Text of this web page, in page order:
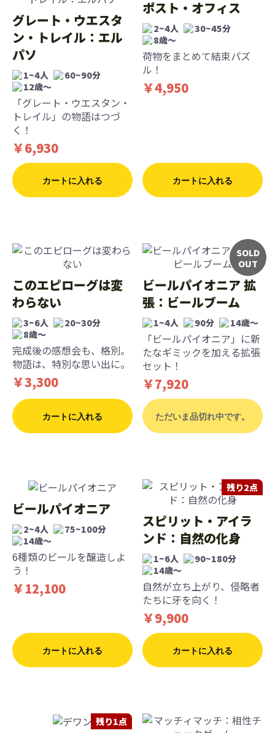
グレート・ウエスタ
ン・トレイル：エル
パソ
1~4人
60~90分
12歳〜
「グレート・ウエスタン・
トレイル」の物語はつづ
く！
￥6,930
カートに入れる
ポスト・オフィス
2~4人
30~45分
8歳〜
荷物をまとめて結束パズ
ル！
￥4,950
カートに入れる
このエピローグは変
わらない
3~6人
20~30分
8歳〜
完成後の感想会も、格別。
物語は、特別な思い出に。
￥3,300
カートに入れる
SOLD
OUT
ビールパイオニア 拡
張：ビールブーム
1~4人 90分 14歳〜
「ビールパイオニア」に新
たなギミックを加える拡張
セット！
￥7,920
ただいま品切れ中です。
ビールパイオニア
2~4人
75~100分
14歳〜
6種類のビールを醸造しよ
う！
￥12,100
カートに入れる
残り2点
スピリット・アイラ
ンド：自然の化身
1~6人
90~180分
14歳〜
自然が立ち上がり、侵略者
たちに牙を向く！
￥9,900
カートに入れる
残り1点